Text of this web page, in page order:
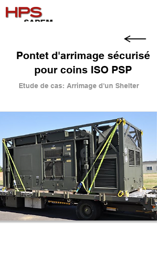
Pontet d'arrimage sécurisé
pour coins ISO PSP
Etude de cas: Arrimage d'un Shelter